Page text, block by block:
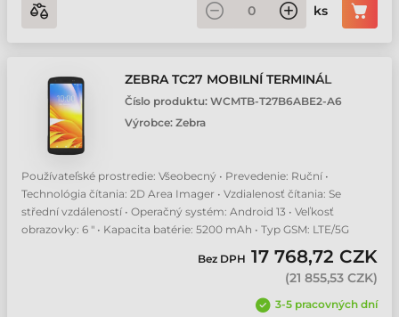
ks
ZEBRA TC27 MOBILNÍ TERMINÁL
Číslo produktu: WCMTB-T27B6ABE2-A6
Výrobce: Zebra
Používateľské prostredie: Všeobecný • Prevedenie: Ruční •
Technológia čítania: 2D Area Imager • Vzdialenosť čítania: Se
střední vzdáleností • Operačný systém: Android 13 • Veľkosť
obrazovky: 6 " • Kapacita batérie: 5200 mAh • Typ GSM: LTE/5G
Bez DPH 17 768,72 CZK
(21 855,53 CZK)
3-5 pracovných dní